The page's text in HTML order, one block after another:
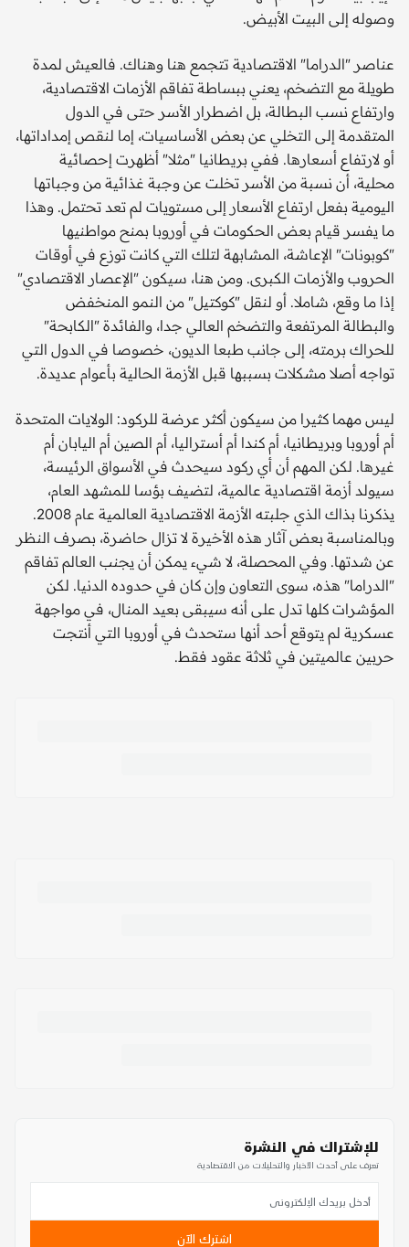
وصوله إلى البيت الأبيض.
عناصر "الدراما" الاقتصادية تتجمع هنا وهناك. فالعيش لمدة
طويلة مع التضخم، يعني ببساطة تفاقم الأزمات الاقتصادية،
وارتفاع نسب البطالة، بل اضطرار الأسر حتى في الدول
المتقدمة إلى التخلي عن بعض الأساسيات، إما لنقص إمداداتها،
أو لارتفاع أسعارها. ففي بريطانيا "مثلا" أظهرت إحصائية
محلية، أن نسبة من الأسر تخلت عن وجبة غذائية من وجباتها
اليومية بفعل ارتفاع الأسعار إلى مستويات لم تعد تحتمل. وهذا
ما يفسر قيام بعض الحكومات في أوروبا بمنح مواطنيها
"كوبونات" الإعاشة، المشابهة لتلك التي كانت توزع في أوقات
الحروب والأزمات الكبرى. ومن هنا، سيكون "الإعصار الاقتصادي"
إذا ما وقع، شاملا. أو لنقل "كوكتيل" من النمو المنخفض
والبطالة المرتفعة والتضخم العالي جدا، والفائدة "الكابحة"
للحراك برمته، إلى جانب طبعا الديون، خصوصا في الدول التي
تواجه أصلا مشكلات بسببها قبل الأزمة الحالية بأعوام عديدة.
ليس مهما كثيرا من سيكون أكثر عرضة للركود: الولايات المتحدة
أم أوروبا وبريطانيا، أم كندا أم أستراليا، أم الصين أم اليابان أم
غيرها. لكن المهم أن أي ركود سيحدث في الأسواق الرئيسة،
سيولد أزمة اقتصادية عالمية، لتضيف بؤسا للمشهد العام،
يذكرنا بذاك الذي جلبته الأزمة الاقتصادية العالمية عام 2008.
وبالمناسبة بعض آثار هذه الأخيرة لا تزال حاضرة، بصرف النظر
عن شدتها. وفي المحصلة، لا شيء يمكن أن يجنب العالم تفاقم
"الدراما" هذه، سوى التعاون وإن كان في حدوده الدنيا. لكن
المؤشرات كلها تدل على أنه سيبقى بعيد المنال، في مواجهة
عسكرية لم يتوقع أحد أنها ستحدث في أوروبا التي أنتجت
حربين عالميتين في ثلاثة عقود فقط.
للإشتراك في النشرة
تعرف على أحدث الأخبار والتحليلات من الاقتصادية
اشترك الآن